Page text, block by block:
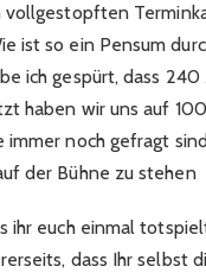
vollgestopften
ist so ein Pensum
ich gespürt, dass
haben wir uns auf
immer noch gefragt
der Bühne zu stehen
ihr euch einmal
dass Ihr selbst